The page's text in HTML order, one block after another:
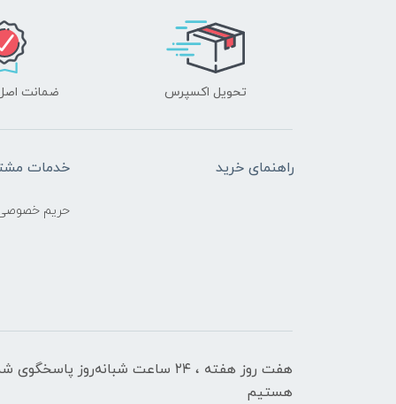
تحویل اکسپرس ضمانت
راهنمای خرید خدمات
حریم
هفت روز هفته ، ۲۴ ساعت شبانه‌روز پاسخگوی
هستیم